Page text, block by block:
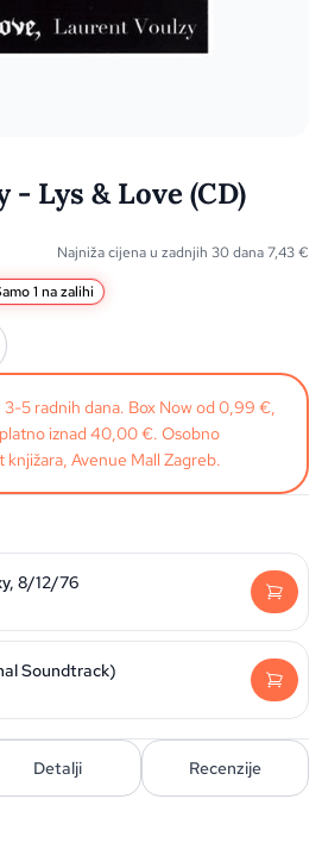
Lys & Love (CD)
Najniža cijena u zadnjih 30 dana7,43€
1 na zalihi
3-5 radnih dana. Box Now od 0,99 €,
iznad 40,00 €. Osobno
Avenue Mall Zagreb.
8/12/76
Soundtrack)
Detalji Recenzije